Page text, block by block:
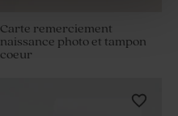
Carte remerciement
naissance photo et tampon
coeur